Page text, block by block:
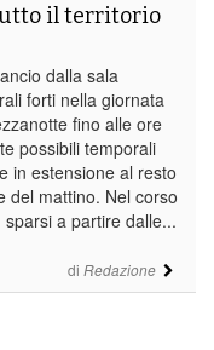
di Redazione
il territorio
dalla sala
forti nella giornata
fino alle ore
possibili temporali
in estensione al resto
del mattino. Nel corso
a partire dalle...